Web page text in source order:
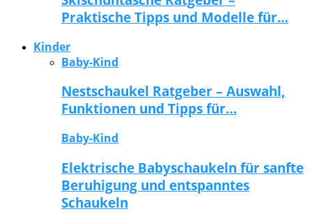
Praktische Tipps und Modelle für…
Kinder
Baby-Kind
Nestschaukel Ratgeber – Auswahl,
Funktionen und Tipps für…
Baby-Kind
Elektrische Babyschaukeln für sanfte
Beruhigung und entspanntes
Schaukeln